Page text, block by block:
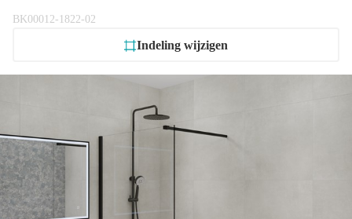
BK00012-1822-02
Indeling wijzigen